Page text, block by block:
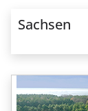
Sachsen